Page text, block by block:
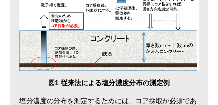
図1 従来法による塩分濃度分布の測定例
塩分濃度の分布を測定するためには、コア採取が必須であ